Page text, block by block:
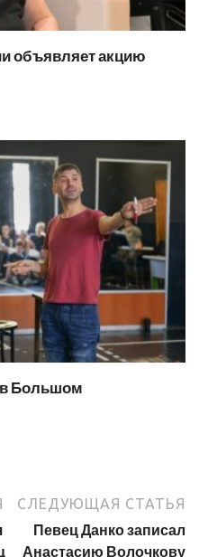
объявляет акцию
в Большом
СЛЕДУЮЩАЯ СТАТЬЯ
Певец Данко записал
Анастасию Волочкову